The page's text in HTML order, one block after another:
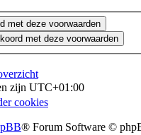
zijn UTC+01:00
cookies
® Forum Software ©